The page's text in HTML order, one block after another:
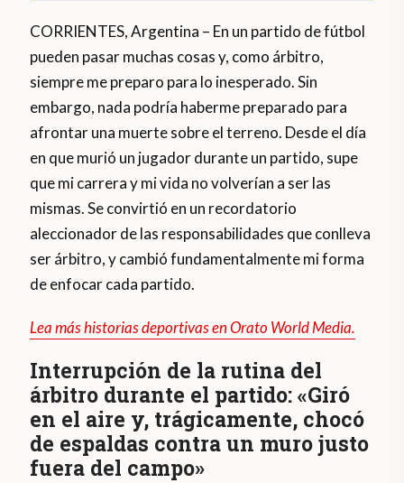
CORRIENTES, Argentina – En un partido de fútbol
pueden pasar muchas cosas y, como árbitro,
siempre me preparo para lo inesperado. Sin
embargo, nada podría haberme preparado para
afrontar una muerte sobre el terreno. Desde el día
en que murió un jugador durante un partido, supe
que mi carrera y mi vida no volverían a ser las
mismas. Se convirtió en un recordatorio
aleccionador de las responsabilidades que conlleva
ser árbitro, y cambió fundamentalmente mi forma
de enfocar cada partido.
Lea más historias deportivas en Orato World Media.
Interrupción de la rutina del
árbitro durante el partido: «Giró
en el aire y, trágicamente, chocó
de espaldas contra un muro justo
fuera del campo»